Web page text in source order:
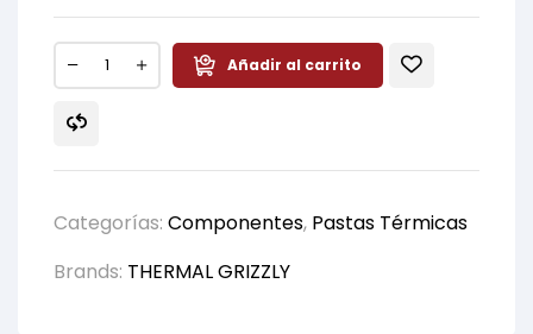
Añadir al carrito
Categorías: Componentes, Pastas Térmicas
Brands: THERMAL GRIZZLY